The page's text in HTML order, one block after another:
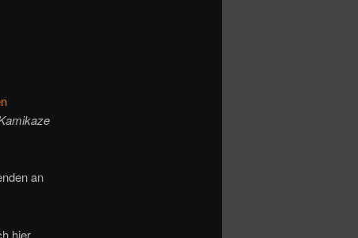
an
hier